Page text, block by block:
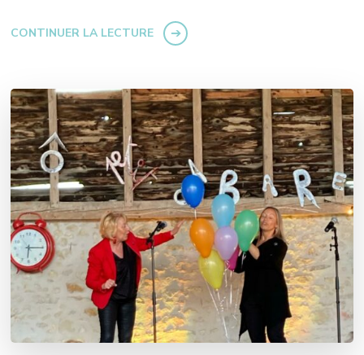
CONTINUER LA LECTURE